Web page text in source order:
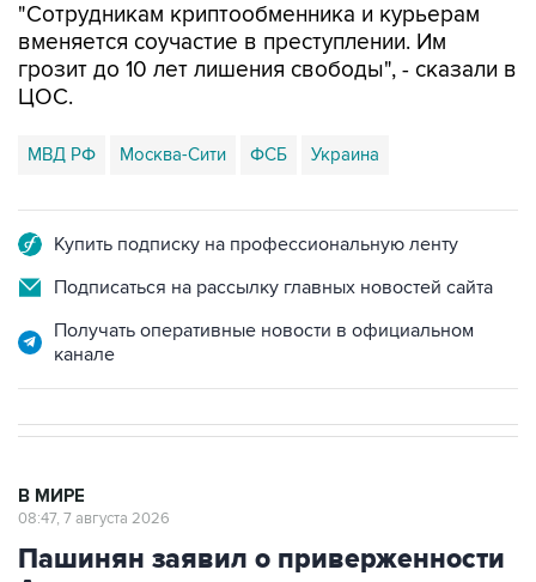
"Сотрудникам криптообменника и курьерам
вменяется соучастие в преступлении. Им
грозит до 10 лет лишения свободы", - сказали в
ЦОС.
МВД РФ Москва-Сити ФСБ Украина
Купить подписку на профессиональную ленту
Подписаться на рассылку главных новостей сайта
Получать оперативные новости в официальном
канале
В МИРЕ
08:47, 7 августа 2026
Пашинян заявил о приверженности